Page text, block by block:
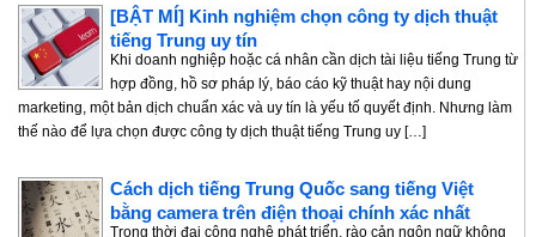
[BẬT MÍ] Kinh nghiệm chọn công ty dịch thuật
tiếng Trung uy tín
Khi doanh nghiệp hoặc cá nhân cần dịch tài liệu tiếng Trung từ
hợp đồng, hồ sơ pháp lý, báo cáo kỹ thuật hay nội dung
marketing, một bản dịch chuẩn xác và uy tín là yếu tố quyết định. Nhưng làm
thế nào để lựa chọn được công ty dịch thuật tiếng Trung uy […]
Cách dịch tiếng Trung Quốc sang tiếng Việt
bằng camera trên điện thoại chính xác nhất
Trong thời đại công nghệ phát triển, rào cản ngôn ngữ không